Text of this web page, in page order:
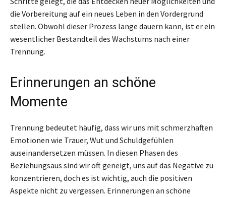
die Vorbereitung auf ein neues Leben in den Vordergrund
stellen. Obwohl dieser Prozess lange dauern kann, ist er ein
wesentlicher Bestandteil des Wachstums nach einer
Trennung.
Erinnerungen an schöne
Momente
Trennung bedeutet häufig, dass wir uns mit schmerzhaften
Emotionen wie Trauer, Wut und Schuldgefühlen
auseinandersetzen müssen. In diesen Phasen des
Beziehungsaus sind wir oft geneigt, uns auf das Negative zu
konzentrieren, doch es ist wichtig, auch die positiven
Aspekte nicht zu vergessen. Erinnerungen an schöne